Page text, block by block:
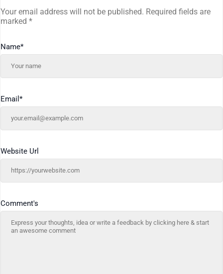
Your email address will not be published. Required fields are
marked *
Comment's
Name*
Email *
Website Url